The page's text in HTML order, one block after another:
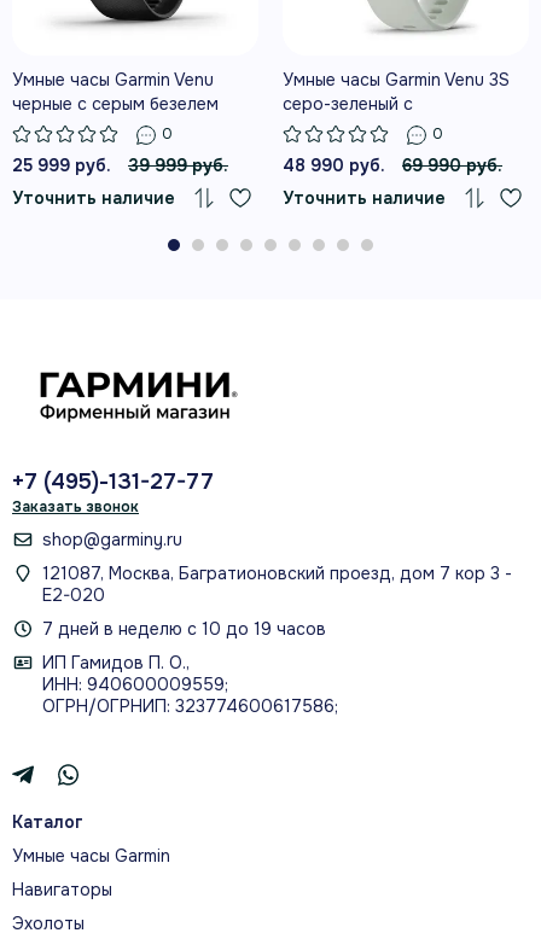
Возможности на каждый день
СНИМОК ЗДОРОВЬЯ HEALTH
SNAPSHOT
Двухминутный сеанс Health Snapshot
фиксирует ключевые показатели здоровья и
со специалистом.
BATTERY
Body Battery оценивает запас энергии
сон, активность и стресс.
ПУЛЬСОКСИМЕТР PULSE OX
насыщение крови кислородом во время
бодрствования и сна.
МОНИТОРИНГ СТРЕССА
организм спокоен, испытывает нагрузку или
нуждается в восстановлении.
Умные часы Garmin Venu
черные с серым безелем
0
25 999 руб.
39 999 руб.
Уточнить наличие
Умные часы Garmin Venu 3S
серо-зеленый с
серебристым безелем
0
48 990 руб.
69 990 руб.
Уточнить наличие
+7 (495)-131-27-77
Заказать звонок
shop@garminy.ru
121087, Москва, Багратионовский проезд, дом 7 кор 3 -
Е2-020
7 дней в неделю с 10 до 19 часов
ИП Гамидов П. О.,
ИНН: 940600009559;
ОГРН/ОГРНИП: 323774600617586;
Каталог
Умные часы Garmin
Навигаторы
Эхолоты